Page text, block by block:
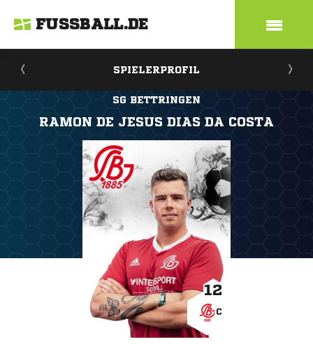
FUSSBALL.DE
SPIELERPROFIL
SG BETTRINGEN
RAMON DE JESUS DIAS DA COSTA
12
C